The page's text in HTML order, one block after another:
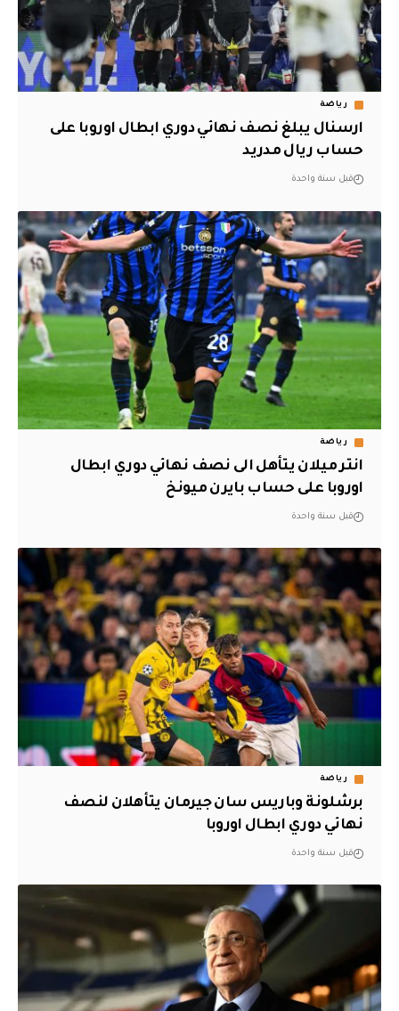
رياضة
ارسنال يبلغ نصف نهائي دوري ابطال اوروبا على
حساب ريال مدريد
قبل سنة واحدة
رياضة
انتر ميلان يتأهل الى نصف نهائي دوري ابطال
اوروبا على حساب بايرن ميونخ
قبل سنة واحدة
رياضة
برشلونة وباريس سان جيرمان يتأهلان لنصف
نهائي دوري ابطال اوروبا
قبل سنة واحدة